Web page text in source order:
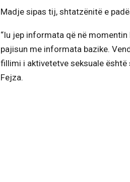
Madje sipas tij, shtatzënitë e
“Iu jep informata që në
pajisun me informata bazike.
fillimi i aktivetetve seksuale është
Fejza.